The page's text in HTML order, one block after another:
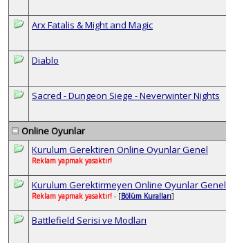
Arx Fatalis & Might and Magic
Diablo
Sacred - Dungeon Siege - Neverwinter Nights
Online Oyunlar
Kurulum Gerektiren Online Oyunlar Genel
Reklam yapmak yasaktır!
Kurulum Gerektirmeyen Online Oyunlar Genel
Reklam yapmak yasaktır! - [Bölüm Kuralları]
Battlefield Serisi ve Modları